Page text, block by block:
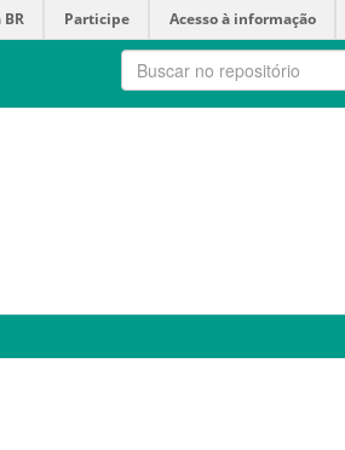
Participe Acesso à informação